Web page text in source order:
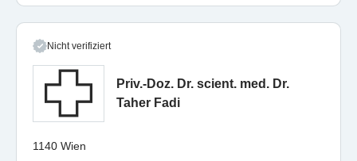
Nicht verifiziert
Priv.-Doz. Dr. scient. med. Dr.
Taher Fadi
1140 Wien